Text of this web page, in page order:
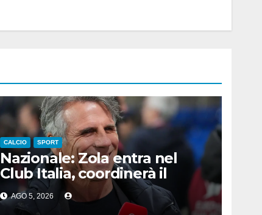
CALCIO SPORT
Nazionale: Zola entra nel
Club Italia, coordinerà il
settore giovanile
AGO 5, 2026